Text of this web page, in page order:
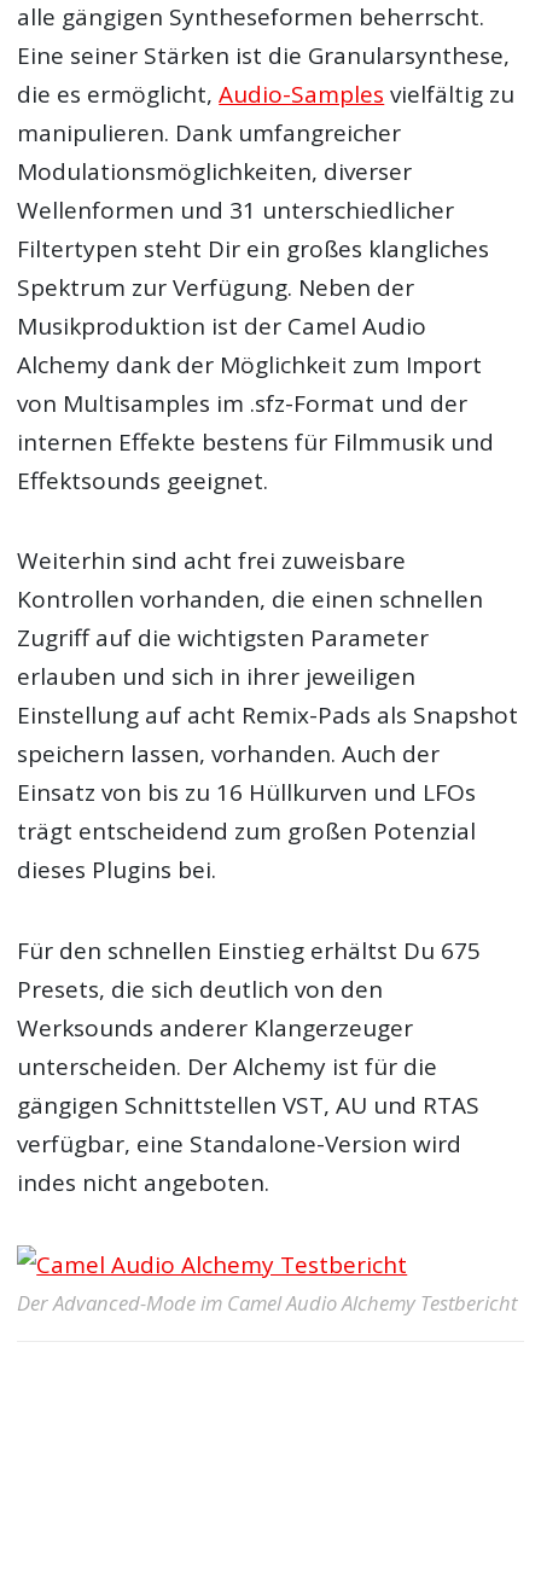
alle gängigen Syntheseformen beherrscht.
Eine seiner Stärken ist die Granularsynthese,
die es ermöglicht,Audio-Samples vielfältig zu
manipulieren. Dank umfangreicher
Modulationsmöglichkeiten, diverser
Wellenformen und 31 unterschiedlicher
Filtertypen steht Dir ein großes klangliches
Spektrum zur Verfügung. Neben der
Musikproduktion ist der Camel Audio
Alchemy dank der Möglichkeit zum Import
von Multisamples im .sfz-Format und der
internen Effekte bestens für Filmmusik und
Effektsounds geeignet.
Weiterhin sind acht frei zuweisbare
Kontrollen vorhanden, die einen schnellen
Zugriff auf die wichtigsten Parameter
erlauben und sich in ihrer jeweiligen
Einstellung auf acht Remix-Pads als Snapshot
speichern lassen, vorhanden. Auch der
Einsatz von bis zu 16 Hüllkurven und LFOs
trägt entscheidend zum großen Potenzial
dieses Plugins bei.
Für den schnellen Einstieg erhältst Du 675
Presets, die sich deutlich von den
Werksounds anderer Klangerzeuger
unterscheiden. Der Alchemy ist für die
gängigen Schnittstellen VST, AU und RTAS
verfügbar, eine Standalone-Version wird
indes nicht angeboten.
Der Advanced-Mode im Camel Audio Alchemy Testbericht